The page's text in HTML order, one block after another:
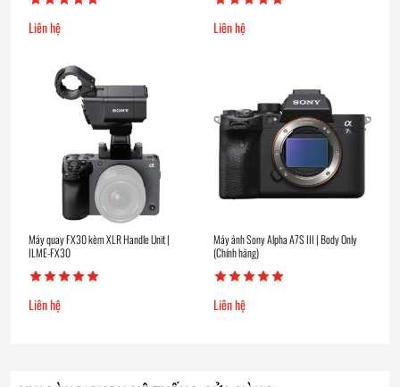
Liên hệ Liên hệ
Máy quay FX30 kèm XLR Handle Unit |
ILME-FX30
Liên hệ
Máy ảnh Sony Alpha A7S III | Body Only
(Chính hãng)
Liên hệ